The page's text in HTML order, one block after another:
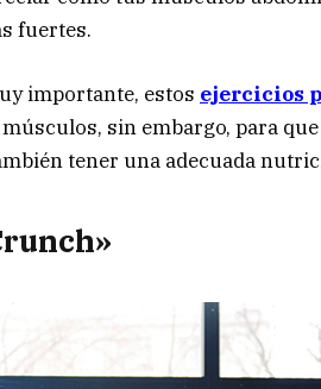
fuertes.
importante, estos ejercicios
sin embargo, para
tener una adecuada